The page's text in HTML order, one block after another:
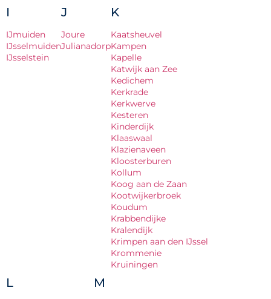
I
IJmuiden
IJsselmuiden
IJsselstein
J
Joure
Julianadorp
K
Kaatsheuvel
Kampen
Kapelle
Katwijk aan Zee
Kedichem
Kerkrade
Kerkwerve
Kesteren
Kinderdijk
Klaaswaal
Klazienaveen
Kloosterburen
Kollum
Koog aan de Zaan
Kootwijkerbroek
Koudum
Krabbendijke
Kralendijk
Krimpen aan den IJssel
Krommenie
Kruiningen
L M